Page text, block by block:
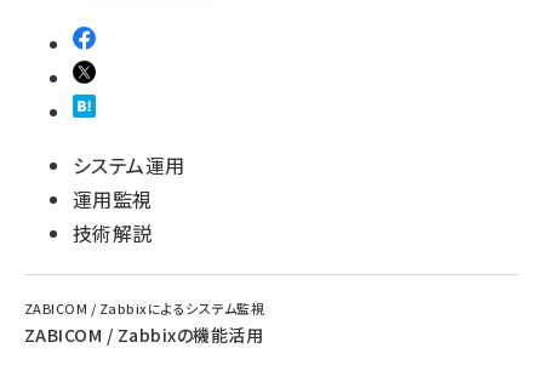
システム運用
運用監視
技術解説
ZABICOM / Zabbixによるシステム監視
ZABICOM / Zabbixの機能活用